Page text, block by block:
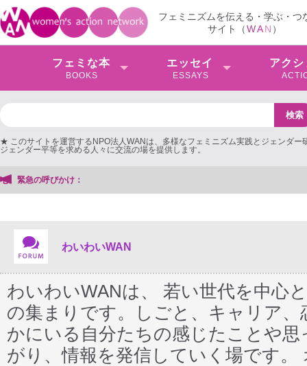
フェミニズムを伝える・学ぶ・つ
サイト（WAN ）
フェミな本
BOOKS
エッセイ
ESSAYS
アクシ
★ このサイトを運営するNPO法人WANは、多様なフェミニズム実践とジェンダー
ジェンダー平等を求める人々に交流の場を提供します。
緊急の呼びかけ：
わいわいWAN
わいわいWANは、 若い世代を中心
の集まりです。しごと、キャリア
かにいる自分たちの感じたことや
がり、情報を発信していく場です